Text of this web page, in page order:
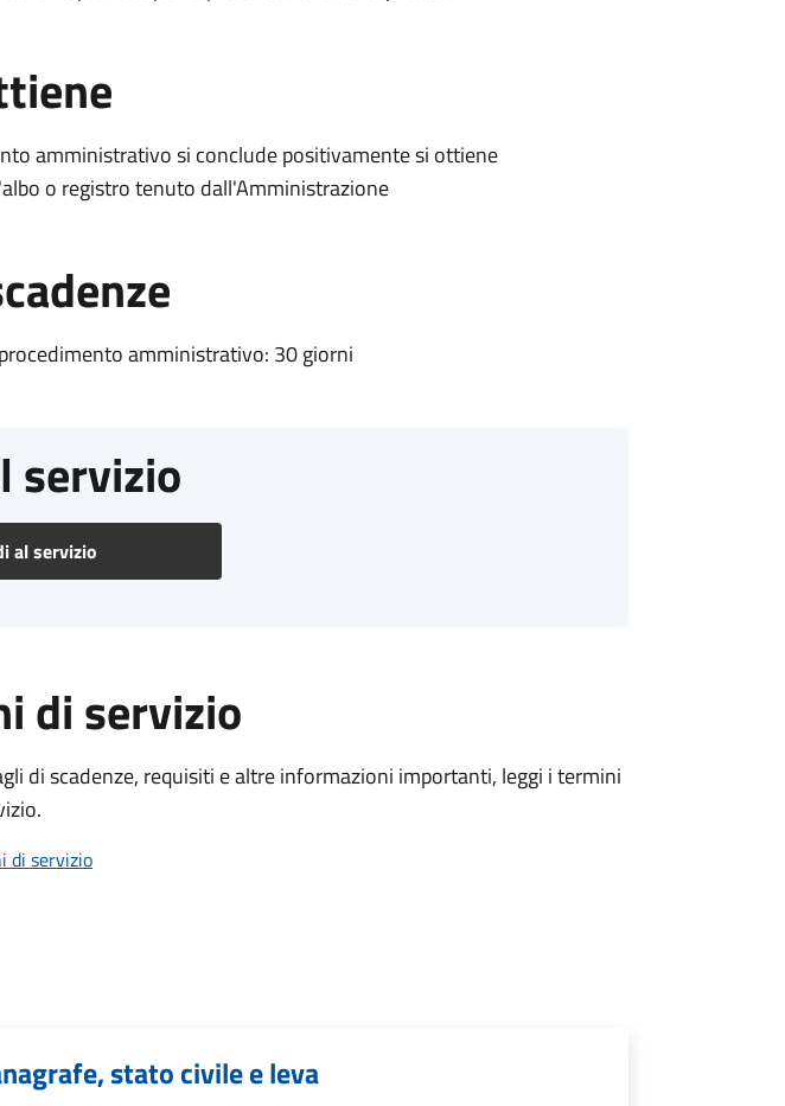
amministrativo si conclude positivamente si ottiene
o registro tenuto dall'Amministrazione
amministrativo: 30 giorni
servizio
al servizio
di servizio
di scadenze, requisiti e altre informazioni importanti, leggi i termini
di servizio
stato civile e leva